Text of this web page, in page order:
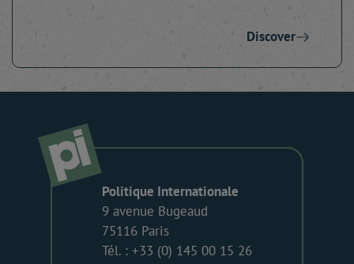
Discover
Politique Internationale
9 avenue Bugeaud
75116 Paris
Tél. : +33 (0) 145 00 15 26